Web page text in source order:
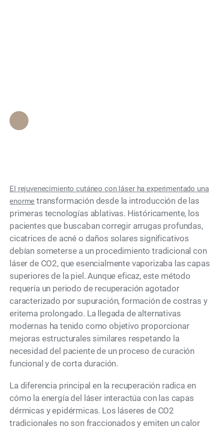
El rejuvenecimiento cutáneo con láser ha experimentado una
enorme transformación desde la introducción de las
primeras tecnologías ablativas. Históricamente, los
pacientes que buscaban corregir arrugas profundas,
cicatrices de acné o daños solares significativos
debían someterse a un procedimiento tradicional con
láser de CO2, que esencialmente vaporizaba las capas
superiores de la piel. Aunque eficaz, este método
requería un periodo de recuperación agotador
caracterizado por supuración, formación de costras y
eritema prolongado. La llegada de alternativas
modernas ha tenido como objetivo proporcionar
mejoras estructurales similares respetando la
necesidad del paciente de un proceso de curación
funcional y de corta duración.
La diferencia principal en la recuperación radica en
cómo la energía del láser interactúa con las capas
dérmicas y epidérmicas. Los láseres de CO2
tradicionales no son fraccionados y emiten un calor